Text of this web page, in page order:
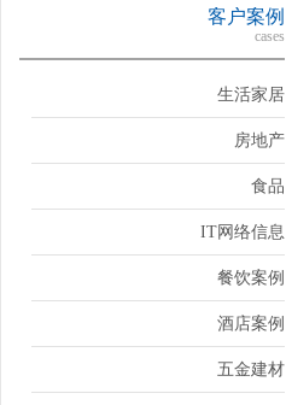
客户案例
cases
生活家居
房地产
食品
IT网络信息
餐饮案例
酒店案例
五金建材